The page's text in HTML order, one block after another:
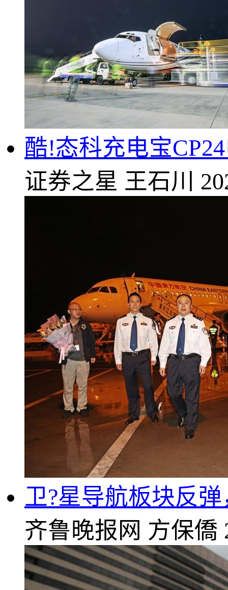
酷!态科充电宝
证券之星 王石川
卫?星导航板块反
齐鲁晚报网 方保僑